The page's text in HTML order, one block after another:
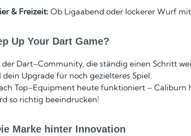
& Freizeit: Ob Ligaabend oder lockerer Wurf
Up Your Dart Game?
der Dart–Community, die ständig einen Schritt
dein Upgrade für noch gezielteres Spiel.
Top–Equipment heute funktioniert – Caliburn
so richtig beeindrucken!
Marke hinter Innovation